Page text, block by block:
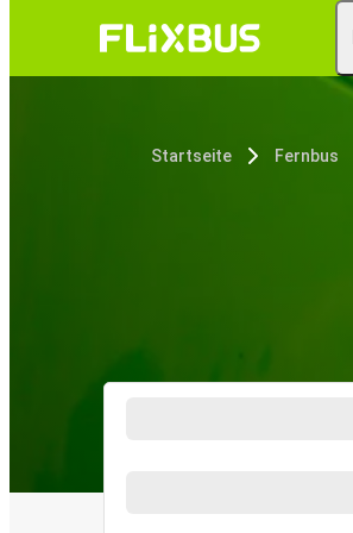
Startseite Fernbus